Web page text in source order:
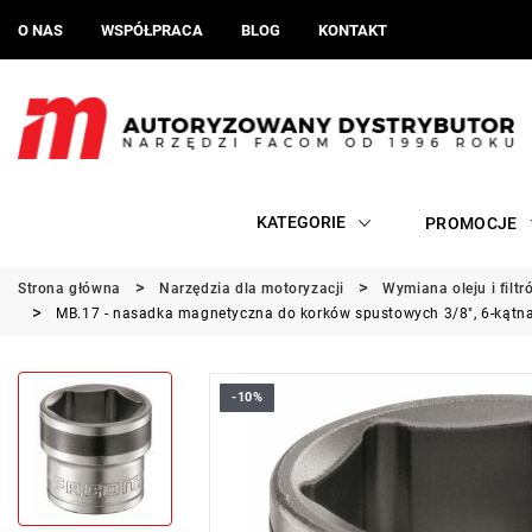
O NAS WSPÓŁPRACA BLOG KONTAKT
KATEGORIE PROMOCJE
Strona główna Narzędzia dla motoryzacji
Wymiana oleju i
MB.17 - nasadka magnetyczna do korków spustowych 3/8", 6-
-10%